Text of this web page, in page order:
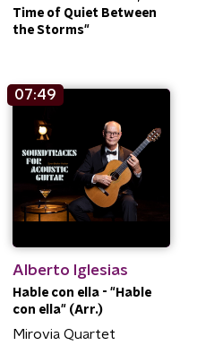
Time of Quiet Between
the Storms"
07:49
Alberto Iglesias
Hable con ella - "Hable
con ella" (Arr.)
Mirovia Quartet